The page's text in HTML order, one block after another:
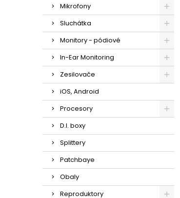
Mikrofony
Sluchátka
Monitory - pódiové
In-Ear Monitoring
Zesilovače
iOS, Android
Procesory
D.I. boxy
Splittery
Patchbaye
Obaly
Reproduktory